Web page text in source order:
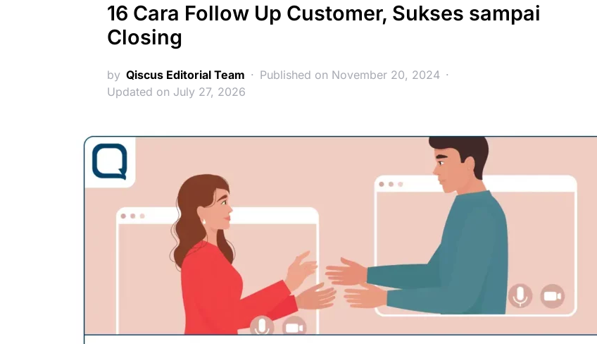
16 Cara Follow Up Customer, Sukses sampai
Closing
by Qiscus Editorial Team
Published on November 20, 2024
Updated on July 27, 2026